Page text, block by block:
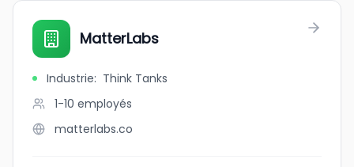
MatterLabs
Industrie: Think Tanks
1-10 employés
matterlabs.co